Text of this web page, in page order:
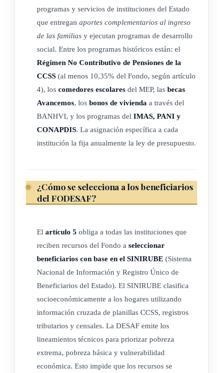
f) Al Instituto Nacional de las Mujeres (lnamu) se destinará
un dos por ciento (2%) de todos los ingresos anuales,
ordinarios y extraordinarios, percibidos por el Fondo de
Desarrollo Social y Asignaciones Familiares (Fodesaf),
para el cumplimiento de los fines y las atribuciones
establecidos en su ley de creación, incluyendo el
financiamiento de los programas de formación humana
violencia, y la articulación de los intereses y las
necesidades de las mujeres en la oferta institucional.
para ladinamización de la atención de la población
vulnerableen Costa Rica, N° 10705 del 6 de mayo de 2025)
g) Se destinará un cero coma cinco por ciento (0,5%) para
Ley N.° 7756, Beneficios para los Responsables de
Pacientes en Fase Terminal y Personas Menores de Edad
Gravemente Enfermas, de 25 de febrero de 1998.
Responsables de Pacientes en Fase Terminal y Personas
Menores de Edad Gravemente Enfermas, de 25 de febrero de
programas y servicios de instituciones del Estado
que entregan aportes complementarios al ingreso
de las familias y ejecutan programas de desarrollo
social. Entre los programas históricos están: el
Régimen No Contributivo de Pensiones de la
CCSS (al menos 10,35% del Fondo, según artículo
4), los comedores escolares del MEP, las becas
Avancemos, los bonos de vivienda a través del
BANHVI, y los programas del IMAS, PANI y
CONAPDIS. La asignación específica a cada
institución la fija anualmente la ley de presupuesto.
¿Cómo se selecciona a los beneficiarios
del FODESAF?
El artículo 5 obliga a todas las instituciones que
reciben recursos del Fondo a seleccionar
beneficiarios con base en el SINIRUBE (Sistema
Nacional de Información y Registro Único de
Beneficiarios del Estado). El SINIRUBE clasifica
socioeconómicamente a los hogares utilizando
información cruzada de planillas CCSS, registros
tributarios y censales. La DESAF emite los
lineamientos técnicos para priorizar pobreza
extrema, pobreza básica y vulnerabilidad
económica. Esto impide que los recursos se